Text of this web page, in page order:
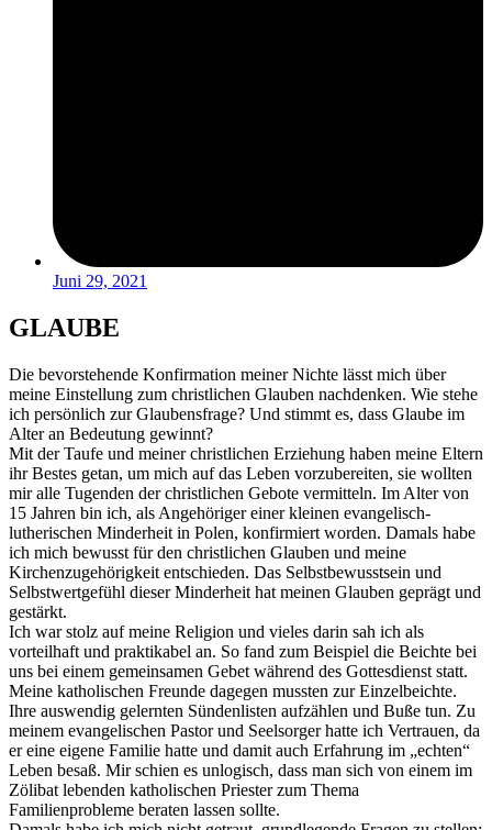
Juni 29, 2021
GLAUBE
Die bevorstehende Konfirmation meiner Nichte lässt mich über
meine Einstellung zum christlichen Glauben nachdenken. Wie stehe
ich persönlich zur Glaubensfrage? Und stimmt es, dass Glaube im
Alter an Bedeutung gewinnt?
Mit der Taufe und meiner christlichen Erziehung haben meine Eltern
ihr Bestes getan, um mich auf das Leben vorzubereiten, sie wollten
mir alle Tugenden der christlichen Gebote vermitteln. Im Alter von
15 Jahren bin ich, als Angehöriger einer kleinen evangelisch-
lutherischen Minderheit in Polen, konfirmiert worden. Damals habe
ich mich bewusst für den christlichen Glauben und meine
Kirchenzugehörigkeit entschieden. Das Selbstbewusstsein und
Selbstwertgefühl dieser Minderheit hat meinen Glauben geprägt und
gestärkt.
Ich war stolz auf meine Religion und vieles darin sah ich als
vorteilhaft und praktikabel an. So fand zum Beispiel die Beichte bei
uns bei einem gemeinsamen Gebet während des Gottesdienst statt.
Meine katholischen Freunde dagegen mussten zur Einzelbeichte.
Ihre auswendig gelernten Sündenlisten aufzählen und Buße tun. Zu
meinem evangelischen Pastor und Seelsorger hatte ich Vertrauen, da
er eine eigene Familie hatte und damit auch Erfahrung im „echten“
Leben besaß. Mir schien es unlogisch, dass man sich von einem im
Zölibat lebenden katholischen Priester zum Thema
Familienprobleme beraten lassen sollte.